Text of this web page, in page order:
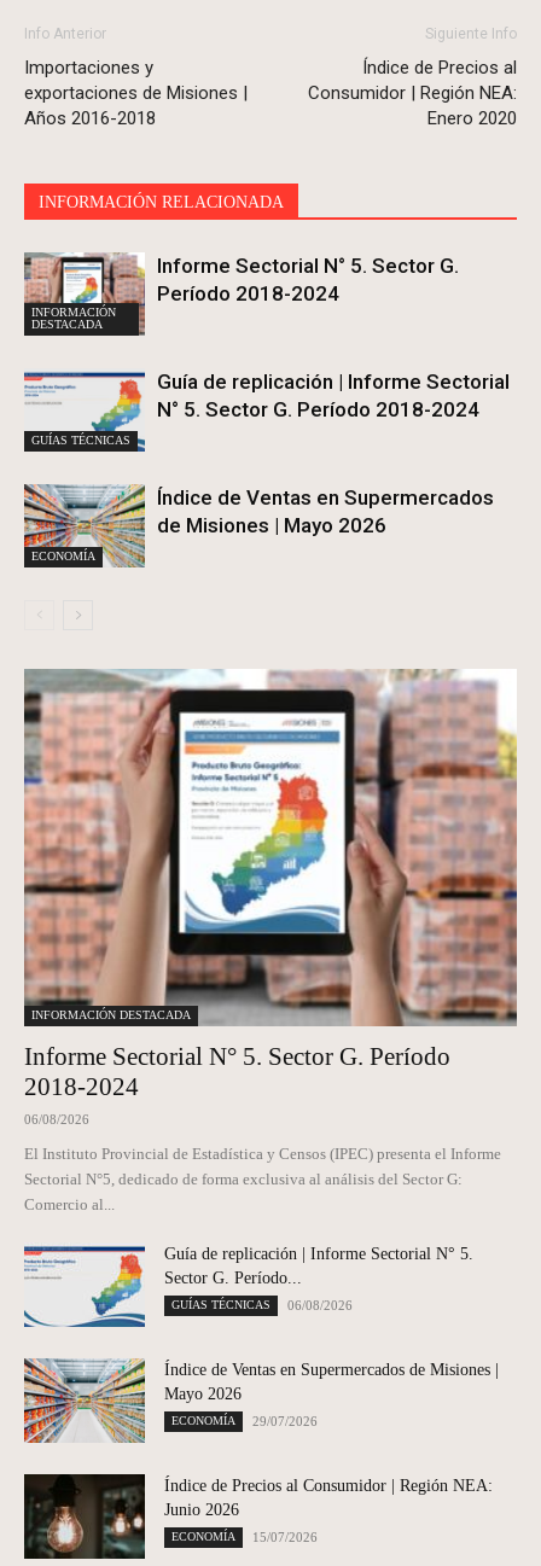
Info Anterior
Importaciones y
exportaciones de Misiones |
Años 2016-2018
Siguiente Info
Índice de Precios al
Consumidor | Región NEA:
Enero 2020
INFORMACIÓN RELACIONADA
INFORMACIÓN
DESTACADA
Informe Sectorial N° 5. Sector G.
Período 2018-2024
GUÍAS TÉCNICAS
Guía de replicación | Informe Sectorial
N° 5. Sector G. Período 2018-2024
ECONOMÍA
Índice de Ventas en Supermercados
de Misiones | Mayo 2026
INFORMACIÓN DESTACADA
Informe Sectorial N° 5. Sector G. Período
2018-2024
06/08/2026
El Instituto Provincial de Estadística y Censos (IPEC) presenta el Informe
Sectorial N°5, dedicado de forma exclusiva al análisis del Sector G:
Comercio al...
Guía de replicación | Informe Sectorial N° 5.
Sector G. Período...
GUÍAS TÉCNICAS 06/08/2026
Índice de Ventas en Supermercados de Misiones |
Mayo 2026
ECONOMÍA 29/07/2026
Índice de Precios al Consumidor | Región NEA:
Junio 2026
ECONOMÍA 15/07/2026